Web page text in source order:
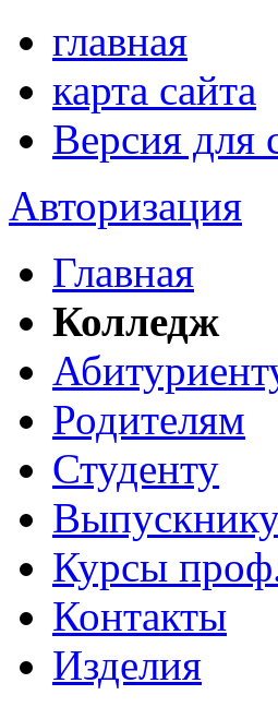
главная
карта сайта
Версия для
Авторизация
Главная
Колледж
Родителям
Студенту
Курсы
Контакты
Изделия